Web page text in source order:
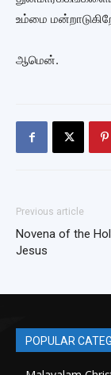
உம்மை
ஆமென்.
Previous article
Novena of the
Jesus
POPULAR